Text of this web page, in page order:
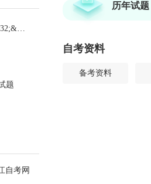
全国2024年4月自学考试经济法概论（财经类）试题&#32;&#32;
题
自考网
历年试题
自考资料
备考资料